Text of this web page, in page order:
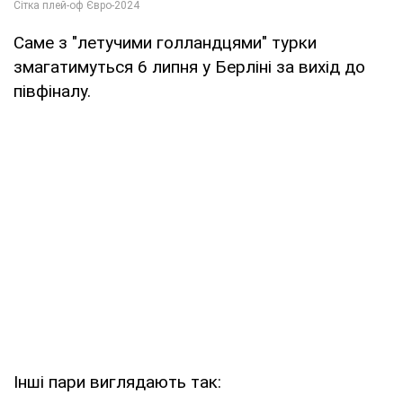
Саме з "летучими голландцями" турки
змагатимуться 6 липня у Берліні за вихід до
півфіналу.
Інші пари виглядають так: